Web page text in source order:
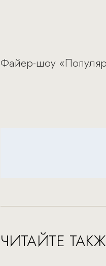
Файер-шоу
ЧИТАЙТЕ